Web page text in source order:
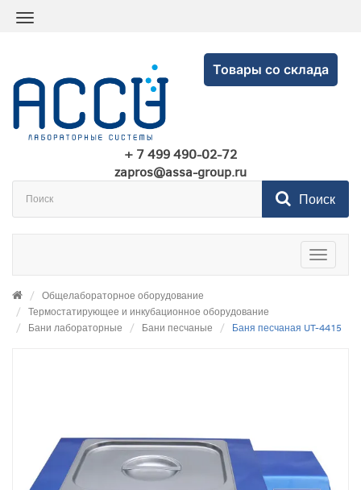
Товары со склада
+ 7 499 490-02-72
zapros@assa-group.ru
Поиск
Toggle
Общелабораторное оборудование
Термостатирующее и инкубационное оборудование
Бани лабораторные
Бани песчаные Баня песчаная UT-4415